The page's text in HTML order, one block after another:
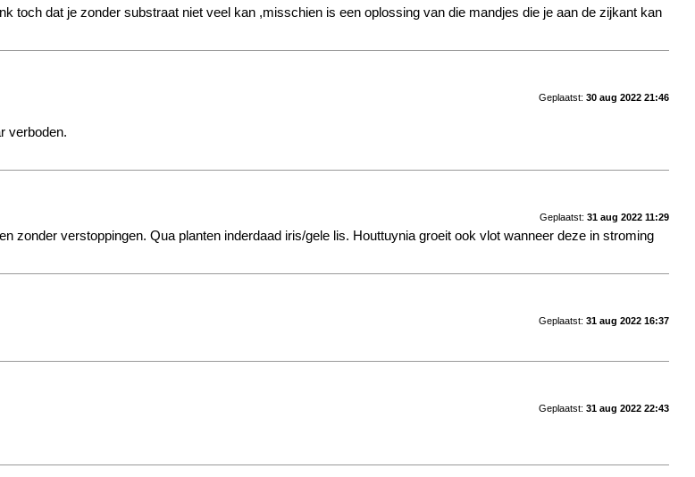
toch dat je zonder substraat niet veel kan ,misschien is een oplossing van die mandjes die je aan de zijkant kan
Geplaatst: 30 aug 2022 21:46
verboden.
Geplaatst: 31 aug 2022 11:29
zonder verstoppingen. Qua planten inderdaad iris/gele lis. Houttuynia groeit ook vlot wanneer deze in stroming
Geplaatst: 31 aug 2022 16:37
Geplaatst: 31 aug 2022 22:43